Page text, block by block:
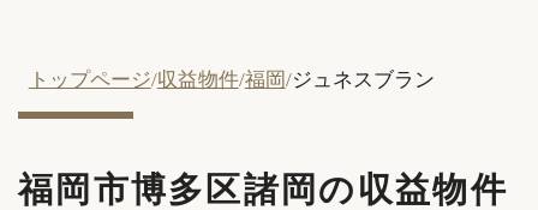
トップページ 収益物件 福岡 ジュネスブラン
福岡市博多区諸岡の収益物件